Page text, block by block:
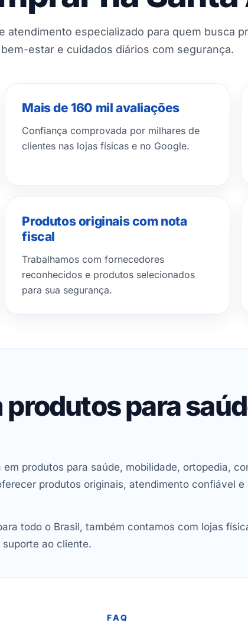
atendimento especializado para quem busca
bem-estar e cuidados diários com segurança.
Mais de 160 mil avaliações
Confiança comprovada por milhares de
clientes nas lojas físicas e no Google.
Produtos originais com nota
fiscal
Trabalhamos com fornecedores
reconhecidos e produtos selecionados
para sua segurança.
para
produtos para saúde, mobilidade, ortopedia,
produtos originais, atendimento confiável
todo o Brasil, também contamos com lojas
ao cliente.
FAQ